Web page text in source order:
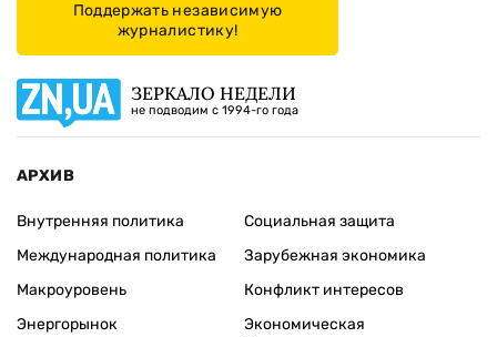
Поддержать независимую
журналистику!
ЗЕРКАЛО НЕДЕЛИ
не подводим с 1994-го года
АРХИВ
Внутренняя политика
Международная политика
Макроуровень
Энергорынок
Социальная защита
Зарубежная экономика
Конфликт интересов
Экономическая